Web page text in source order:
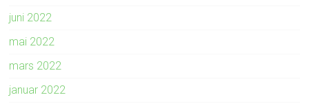
juni 2022
mai 2022
mars 2022
januar 2022